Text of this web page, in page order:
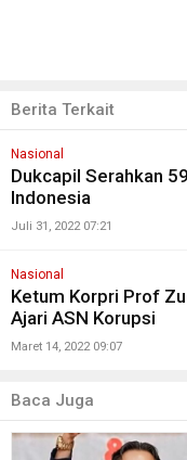
Berita Terkait
Nasional
Dukcapil Serahkan
Indonesia
Juli 31, 2022 07:21
Nasional
Ketum Korpri Prof
Ajari ASN Korupsi
Maret 14, 2022 09:07
Baca Juga